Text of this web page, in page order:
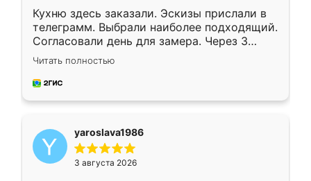
Кухню здесь заказали. Эскизы прислали в
телеграмм. Выбрали наиболее подходящий.
Согласовали день для замера. Через 3
недели кухня была уже готова. Остались
довольны работой. Спасибо Ренессанс
мебель за качественную работу!
Читать полностью
yaroslava1986
3 августа 2026